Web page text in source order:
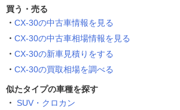
買う・売る
CX-30の中古車情報を見る
CX-30の中古車相場情報を見る
CX-30の新車見積りをする
CX-30の買取相場を調べる
似たタイプの車種を探す
SUV・クロカン